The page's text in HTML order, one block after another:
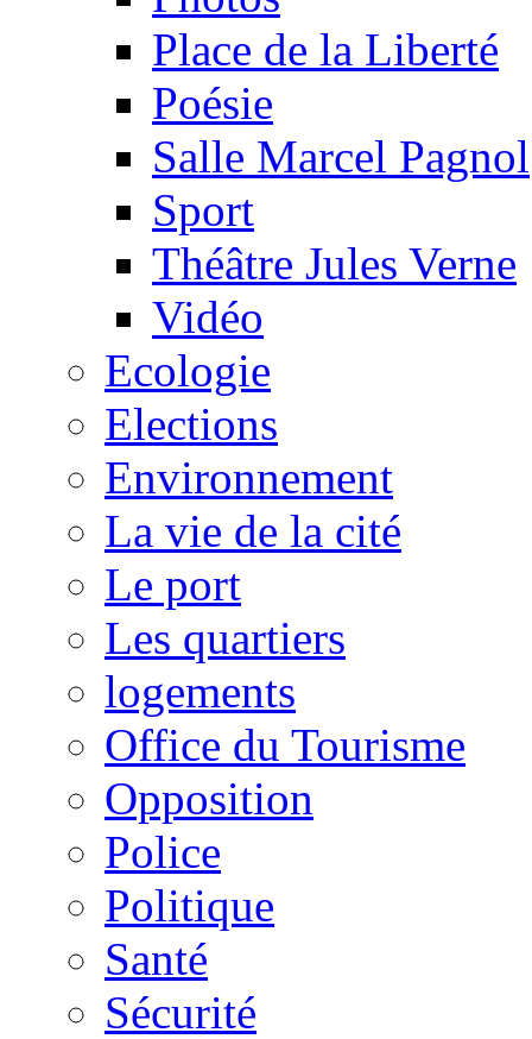
Place de la Liberté
Poésie
Salle Marcel Pagnol
Sport
Théâtre Jules Verne
Vidéo
Ecologie
Elections
Environnement
La vie de la cité
Le port
Les quartiers
logements
Office du Tourisme
Opposition
Police
Politique
Santé
Sécurité